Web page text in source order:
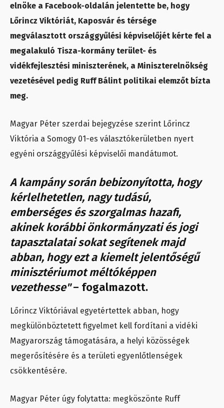
elnöke a Facebook-oldalán jelentette be, hogy
Lőrincz Viktóriát, Kaposvár és térsége
megválasztott országgyűlési képviselőjét kérte fel a
megalakuló Tisza-kormány terület- és
vidékfejlesztési miniszterének, a Miniszterelnökség
vezetésével pedig Ruff Bálint politikai elemzőt bízta
meg.
Magyar Péter szerdai bejegyzése szerint Lőrincz
Viktória a Somogy 01-es választókerületben nyert
egyéni országgyűlési képviselői mandátumot.
A kampány során bebizonyította, hogy
kérlelhetetlen, nagy tudású,
emberséges és szorgalmas hazafi,
akinek korábbi önkormányzati és jogi
tapasztalatai sokat segítenek majd
abban, hogy ezt a kiemelt jelentőségű
minisztériumot méltóképpen
vezethesse"– fogalmazott.
Lőrincz Viktóriával egyetértettek abban, hogy
megkülönböztetett figyelmet kell fordítani a vidéki
Magyarország támogatására, a helyi közösségek
megerősítésére és a területi egyenlőtlenségek
csökkentésére.
Magyar Péter úgy folytatta: megköszönte Ruff